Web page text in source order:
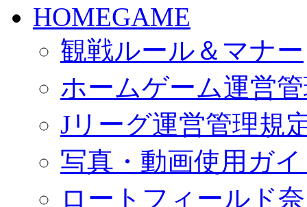
HOMEGAME
観戦ルール＆マナー
ホームゲーム運営
Jリーグ運営管理規
写真・動画使用ガ
ロートフィールド